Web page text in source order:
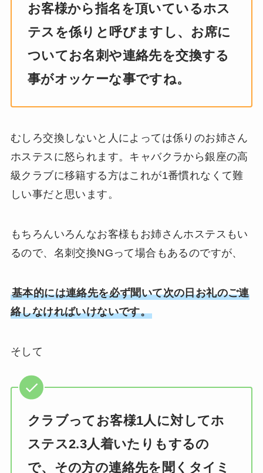
お客様から指名を頂いているホス
テスを係りと呼びますし、お席に
ついてお名刺や連絡先を交換する
事がオッケーな事ですね。
むしろ交換しないと人によっては係りのお姉さん
ホステスに怒られます。キャバクラから銀座の高
級クラブに移籍する方はこれが1番慣れなくて難
しい事だと思います。
もちろんいろんなお客様もお姉さんホステスもい
るので、名刺交換NGって場合もあるのですが、
基本的には連絡先を必ず聞いて次の日お礼のご連
絡しなければいけないです。
そして
クラブってお客様1人に対してホ
ステス2.3人着いたりもするの
で、その方の連絡先を聞くタイミ